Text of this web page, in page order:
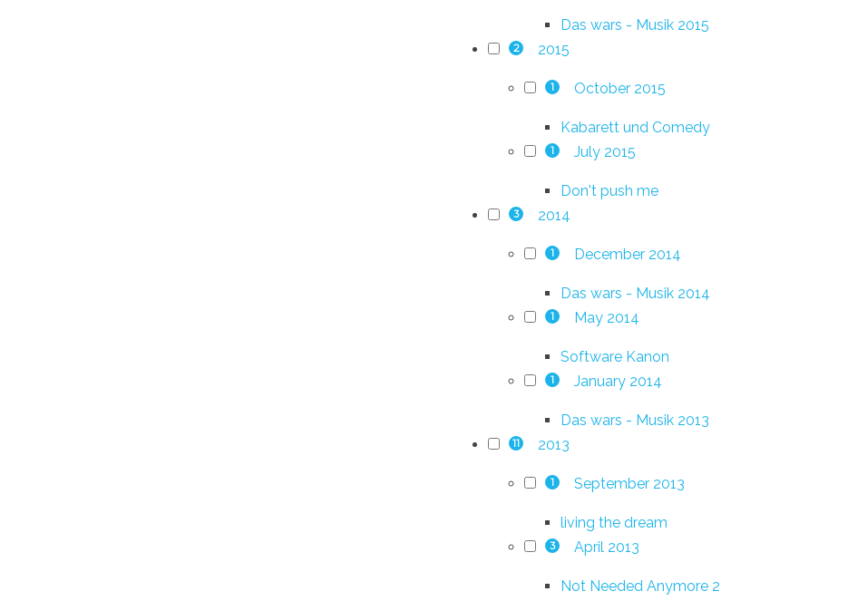
Das wars - Musik 2015
2 2015
1 October 2015
Kabarett und Comedy
1 July 2015
Don't push me
3 2014
1 December 2014
Das wars - Musik 2014
1 May 2014
Software Kanon
1 January 2014
Das wars - Musik 2013
11 2013
1 September 2013
living the dream
3 April 2013
Not Needed Anymore 2